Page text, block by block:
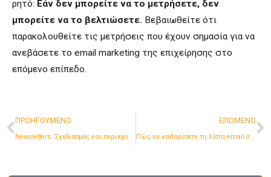
ρητό: Εάν δεν μπορείτε να το μετρήσετε, δεν
μπορείτε να το βελτιώσετε. Βεβαιωθείτε ότι
παρακολουθείτε τις μετρήσεις που έχουν σημασία για να
ανεβάσετε το email marketing της επιχείρησης στο
επόμενο επίπεδο.
Προηγούμενο
ΠΡΟΗΓΟΥΜΕΝΟ
Newsletters: Σχεδιασμός και περιεχόμενο που αποδίδουν.
ΕΠΟΜΕΝΟ
Πώς να καθαρίσετε τη λίστα email σας και να μειώσετε το κόστος.